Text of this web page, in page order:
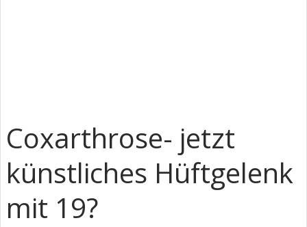
Coxarthrose- jetzt
künstliches Hüftgelenk
mit 19?